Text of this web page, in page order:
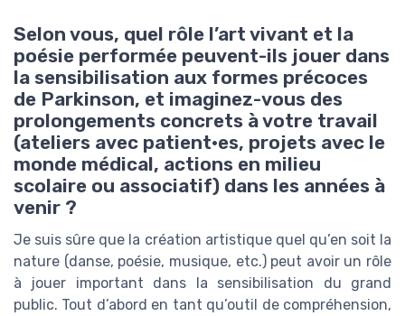
Selon vous, quel rôle l’art vivant et la
poésie performée peuvent-ils jouer dans
la sensibilisation aux formes précoces
de Parkinson, et imaginez-vous des
prolongements concrets à votre travail
(ateliers avec patient·es, projets avec le
monde médical, actions en milieu
scolaire ou associatif) dans les années à
venir ?
Je suis sûre que la création artistique quel qu’en soit la
nature (danse, poésie, musique, etc.) peut avoir un rôle
à jouer important dans la sensibilisation du grand
public. Tout d’abord en tant qu’outil de compréhension,